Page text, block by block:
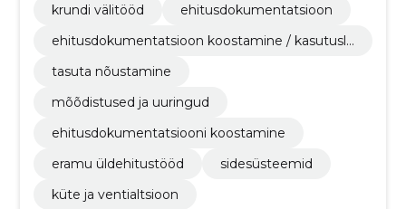
krundi välitööd
ehitusdokumentatsioon
ehitusdokumentatsioon koostamine / kasutuslu
tasuta nõustamine
mõõdistused ja uuringud
ehitusdokumentatsiooni koostamine
eramu üldehitustööd
sidesüsteemid
küte ja ventialtsioon